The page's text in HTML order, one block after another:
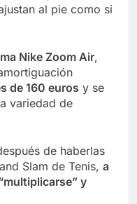
al pie como si
Nike Zoom Air,
de 160 euros y se
variedad de
de haberlas
Slam de Tenis, a
y